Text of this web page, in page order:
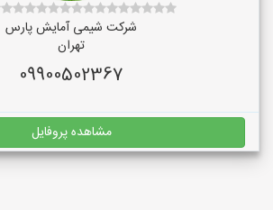
شرکت شیمی آمایش پارس
تهران
09900502367
مشاهده پروفایل